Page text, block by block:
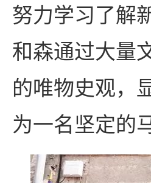
努力学习了解
和森通过大量
的唯物史观，
为一名坚定的